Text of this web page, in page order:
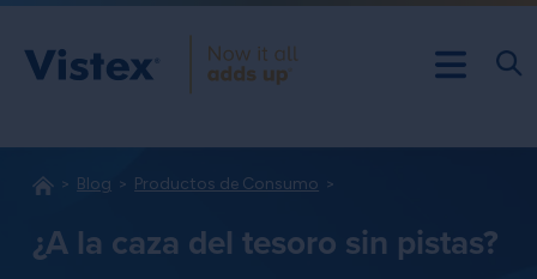
Blog Productos de Consumo
¿A la caza del tesoro sin pistas?